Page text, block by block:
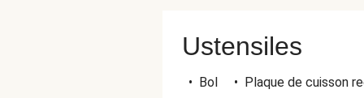
Ustensiles
• Bol • Plaque de cuisson